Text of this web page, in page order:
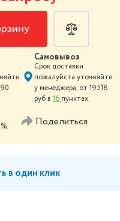
Самовывоз
Срок доставки
пожалуйста уточняйте
у менеджера, от 19518
руб в 16 пунктах.
Поделиться
в один клик